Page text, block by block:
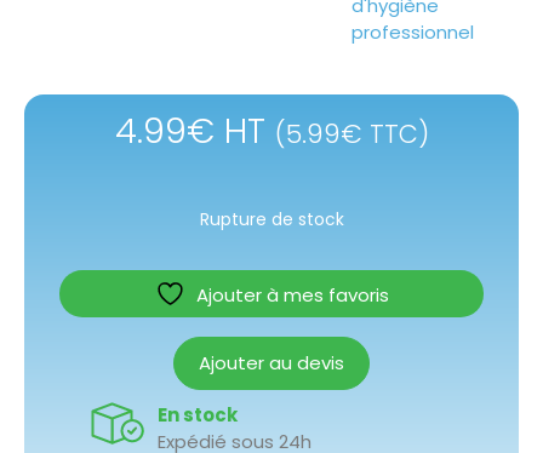
d'hygiène
professionnel
4.99€ HT (5.99€ TTC)
Rupture de stock
Ajouter à mes favoris
Ajouter au devis
En stock
Expédié sous 24h